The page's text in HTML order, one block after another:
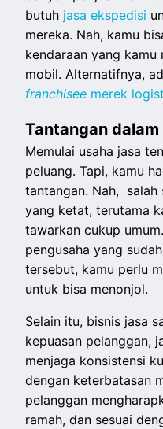
butuh jasa ekspedisi
mereka. Nah, kamu
kendaraan yang
mobil. Alternatifnya,
franchisee merek
Tantangan dalam
Memulai usaha jasa
peluang. Tapi, kamu
tantangan. Nah, salah
yang ketat, terutama
tawarkan cukup
pengusaha yang
tersebut, kamu perlu
untuk bisa menonjol.
Selain itu, bisnis jasa
kepuasan pelanggan,
menjaga konsistensi
dengan keterbatasan
pelanggan
ramah, dan sesuai